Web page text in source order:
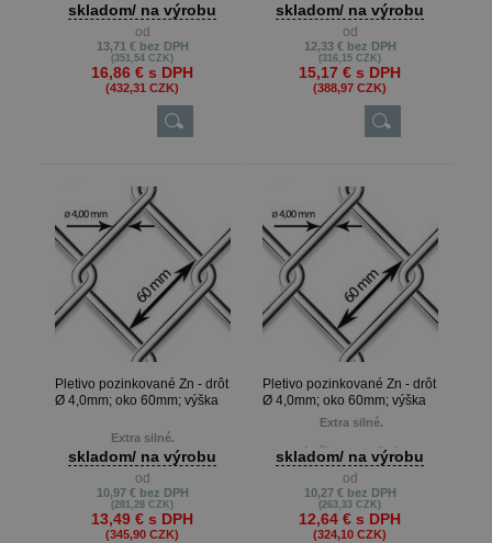
Metrová dĺžka je možná len pri
výrobe na presné metre, keď
zákazník potrebuje napr. 22m ,
13m atď.
Min. odber je 10 m.
skladom/ na výrobu
od
13,71 € bez DPH
(351,54 CZK)
16,86 € s DPH
(432,31 CZK)
Metrová dĺžka je možná len pri
výrobe na presné metre, keď
zákazník potrebuje napr. 22m ,
13m atď.
Min. odber je 10 m.
skladom/ na výrobu
od
12,33 € bez DPH
(316,15 CZK)
15,17 € s DPH
(388,97 CZK)
Pletivo pozinkované Zn - drôt
Ø 4,0mm; oko 60mm; výška
Extra silné.
Metrová dĺžka je možná len pri
výrobe na presné metre, keď
zákazník potrebuje napr. 22m ,
13m atď.
Min. odber je 10 m.
skladom/ na výrobu
od
10,97 € bez DPH
(281,28 CZK)
13,49 € s DPH
(345,90 CZK)
Pletivo pozinkované Zn - drôt
Ø 4,0mm; oko 60mm; výška
Extra silné.
Metrová dĺžka je možná len pri
výrobe na presné metre, keď
zákazník potrebuje napr. 22m ,
13m atď.
Min. odber je 10 m.
skladom/ na výrobu
od
10,27 € bez DPH
(263,33 CZK)
12,64 € s DPH
(324,10 CZK)